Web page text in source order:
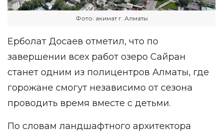
Фото: акимат г. Алматы
Ерболат Досаев отметил, что по
завершении всех работ озеро Сайран
станет одним из полицентров Алматы, где
горожане смогут независимо от сезона
проводить время вместе с детьми.
По словам ландшафтного архитектора